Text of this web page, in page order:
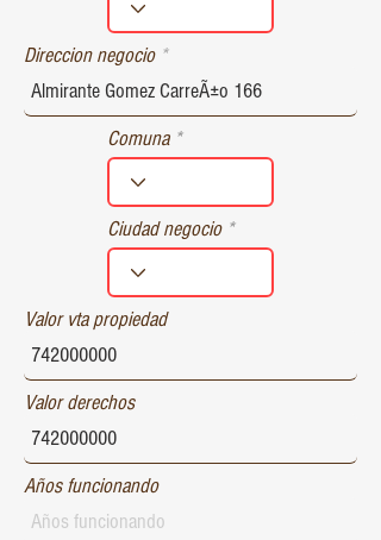
d
Direccion negocio
Comuna
Ciudad negocio
Valor vta propiedad
Valor derechos
Años funcionando